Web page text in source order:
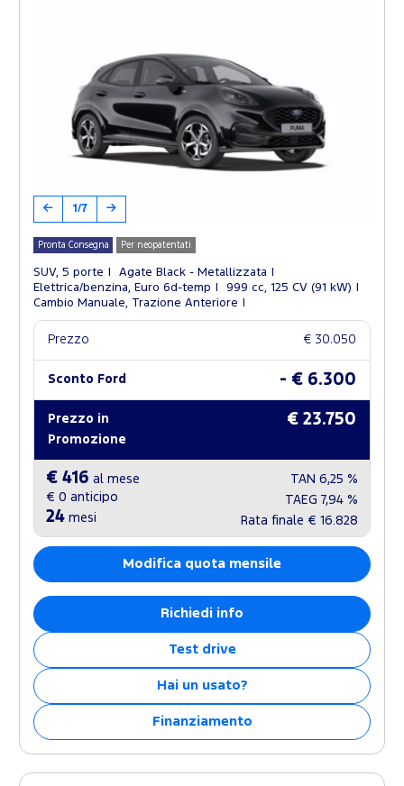
1/7
Pronta Consegna Per neopatentati
SUV, 5 porte
Agate Black - Metallizzata
Elettrica/benzina, Euro 6d-temp
999 cc, 125 CV (91 kW)
Cambio Manuale, Trazione Anteriore
Prezzo € 30.050
Sconto Ford - € 6.300
Prezzo in
Promozione
€ 23.750
€ 416 al mese
€ 0 anticipo
24 mesi
TAN 6,25 %
TAEG 7,94 %
Rata finale € 16.828
Modifica quota mensile
Richiedi info
Test drive
Hai un usato?
Finanziamento